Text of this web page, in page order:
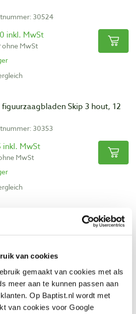
van cookies
gemaakt van cookies met als
meer aan te kunnen passen aan
Op Baptist.nl wordt met
van cookies voor Google
30524
inkl. MwSt
ohne MwSt
figuurzaagbladen Skip 3 hout, 12
30353
inkl. MwSt
MwSt
figuurzaagbladen Skip 3 hout, 144
inkl. MwSt
ohne MwSt